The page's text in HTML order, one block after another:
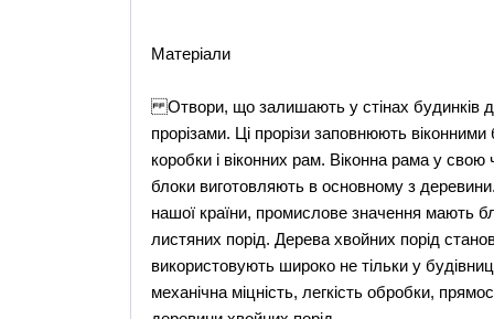
Матеріали
Отвори, що залишають у стінах будинків
прорізами. Ці прорізи заповнюють
коробки і віконних рам. Віконна рама у свою
блоки виготовляють в основному з
нашої країни, промислове значення мають
листяних порід. Дерева хвойних порід
використовують широко не тільки у
механічна міцність, легкість обробки,